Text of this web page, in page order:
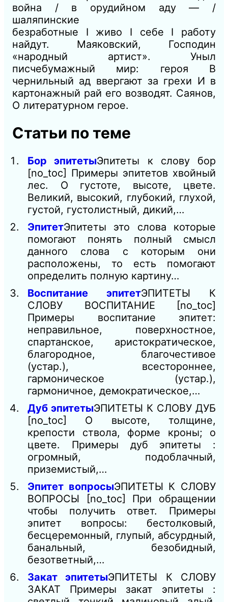
война / в орудийном аду — /
шаляпинские
безработные I живо I себе I работу
найдут. Маяковский, Господин
«народный артист». Уныл
писчебумажный мир: героя В
чернильный ад ввергают за грехи И в
картонажный рай его возводят. Саянов,
О литературном герое.
Статьи по теме
Бор эпитетыЭпитеты к слову бор
[no_toc] Примеры эпитетов хвойный
лес. О густоте, высоте, цвете.
Великий, высокий, глубокий, глухой,
густой, густолистный, дикий,…
ЭпитетЭпитеты это слова которые
помогают понять полный смысл
данного слова с которым они
расположены, то есть помогают
определить полную картину…
Воспитание эпитетЭПИТЕТЫ К
СЛОВУ ВОСПИТАНИЕ [no_toc]
Примеры воспитание эпитет:
неправильное, поверхностное,
спартанское, аристократическое,
благородное, благочестивое
(устар.), всестороннее,
гармоническое (устар.),
гармоничное, демократическое,…
Дуб эпитетыЭПИТЕТЫ К СЛОВУ ДУБ
[no_toc] О высоте, толщине,
крепости ствола, форме кроны; о
цвете. Примеры дуб эпитеты :
огромный, подоблачный,
приземистый,…
Эпитет вопросыЭПИТЕТЫ К СЛОВУ
ВОПРОСЫ [no_toc] При обращении
чтобы получить ответ. Примеры
эпитет вопросы: бестолковый,
бесцеремонный, глупый, абсурдный,
банальный, безобидный,
безответный,…
Закат эпитетыЭПИТЕТЫ К СЛОВУ
ЗАКАТ Примеры закат эпитеты :